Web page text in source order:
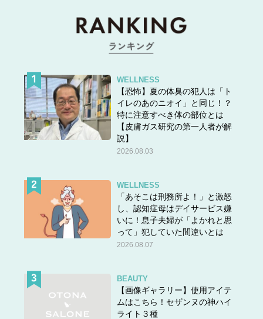
WELLNESS
【恐怖】夏の体臭の犯人は「ト
イレのあのニオイ」と同じ！？
特に注意すべき体の部位とは
【皮膚ガス研究の第一人者が解
説】
2026.08.03
WELLNESS
「あそこは刑務所よ！」と激怒
し、認知症母はデイサービス嫌
いに！息子夫婦が「よかれと思
って」犯していた間違いとは
2026.08.07
BEAUTY
【画像ギャラリー】使用アイテ
ムはこちら！セザンヌの神ハイ
ライト３種